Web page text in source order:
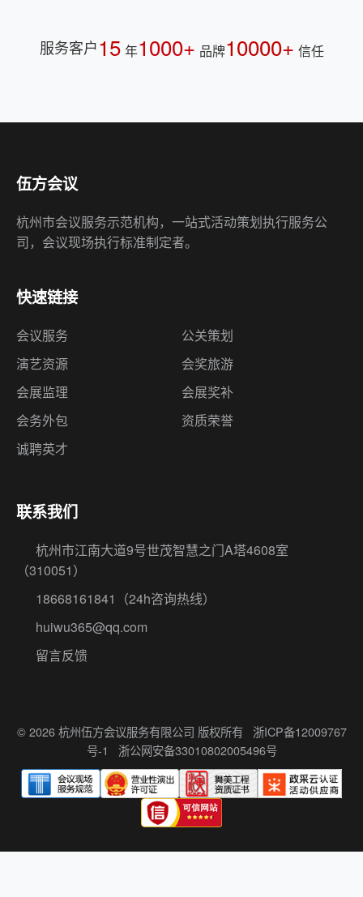
服务客户15 年1000+ 品牌10000+ 信任
伍方会议
杭州市会议服务示范机构，一站式活动策划执行服务公
司，会议现场执行标准制定者。
快速链接
会议服务
公关策划
演艺资源
会奖旅游
会展监理
会展奖补
会务外包
资质荣誉
诚聘英才
联系我们
杭州市江南大道9号世茂智慧之门A塔4608室
（310051）
18668161841
（24h咨询热线）
huiwu365@qq.com
留言反馈
© 2026 杭州伍方会议服务有限公司 版权所有 浙ICP备12009767
号-1
浙公网安备33010802005496号